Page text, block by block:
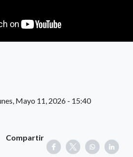
Mayo 11, 2026 - 15:40
Compartir